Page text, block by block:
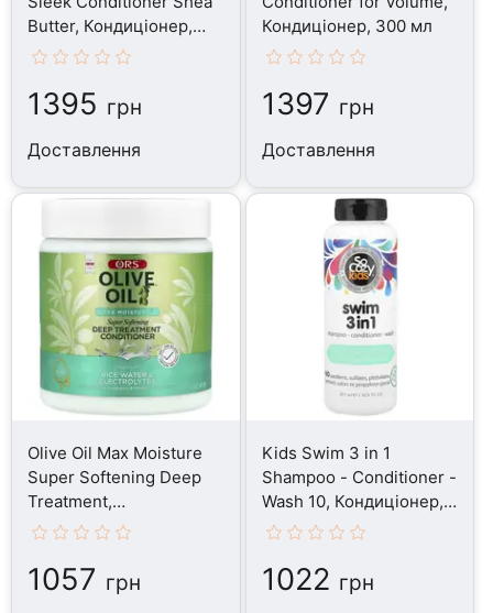
Butter, Кондиціонер,
300 мл
1395 грн
Доставлення
Кондиціонер, 300 мл
1397 грн
Доставлення
Olive Oil Max Moisture
Super Softening Deep
Treatment,
Кондиціонер, 567 г
1057 грн
Kids Swim 3 in 1
Shampoo - Conditioner -
Wash 10, Кондиціонер,
311 мл
1022 грн